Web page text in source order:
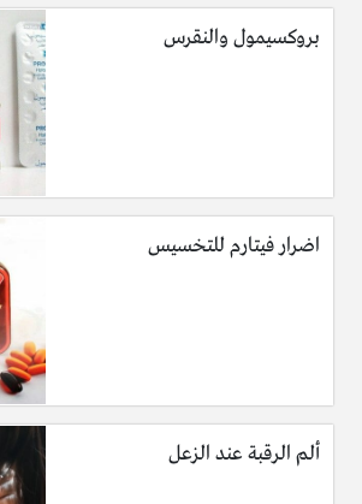
بروكسيمول والنقرس
اضرار فيتارم للتخسيس
ألم الرقبة عند الزعل